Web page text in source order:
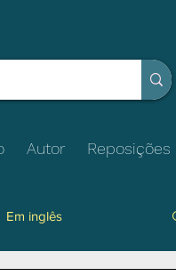
Autor Reposições
Em inglês